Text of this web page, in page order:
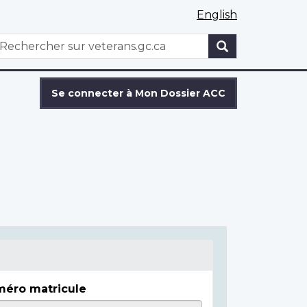
English
WxT
Se connecter à Mon Dossier ACC
matricule